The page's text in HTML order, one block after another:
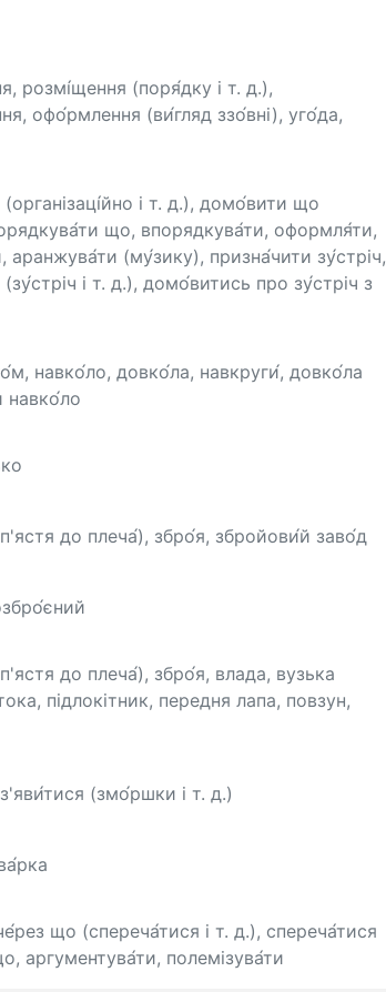
розмі́щення (поря́дку і т. д.),
офо́рмлення (ви́гляд ззо́вні), уго́да,
і т. д.), домо́вити що
що, впорядкува́ти, оформля́ти,
аранжува́ти (му́зику), призна́чити зу́стріч,
і т. д.), домо́витись про зу́стріч з
навко́ло, довко́ла, навкруги́, довко́ла
навко́ло
до плеча́), збро́я, збройови́й заво́д
до плеча́), збро́я, влада, вузька
підлокітник, передня лапа, повзун,
(змо́ршки і т. д.)
що (спереча́тися і т. д.), спереча́тися
аргументува́ти, полемізува́ти